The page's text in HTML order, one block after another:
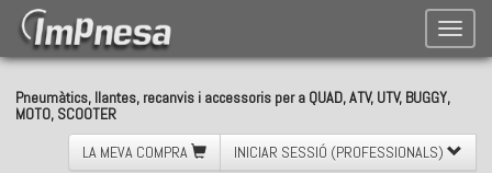
Toggle
Pneumàtics, llantes, recanvis i accessoris per a QUAD, ATV, UTV, BUGGY,
MOTO, SCOOTER
LA MEVA COMPRA
INICIAR SESSIÓ (PROFESSIONALS)